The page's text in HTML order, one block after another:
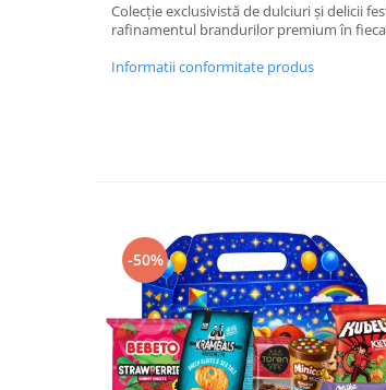
Colecție exclusivistă de dulciuri și delicii
rafinamentul brandurilor premium în
Informatii conformitate produs
-50%